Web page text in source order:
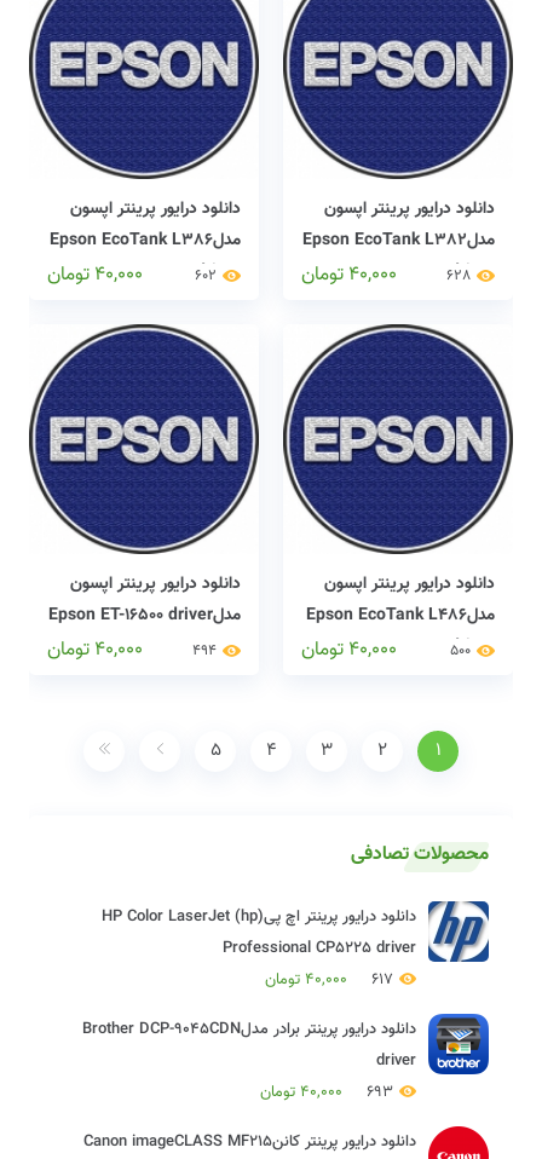
دانلود درایور پرینتر اپسون
مدلEpson EcoTank L382
driver
628
40,000 تومان
دانلود درایور پرینتر اپسون
مدلEpson EcoTank L386
driver
602
40,000 تومان
دانلود درایور پرینتر اپسون
مدلEpson EcoTank L486
driver
500
40,000 تومان
دانلود درایور پرینتر اپسون
مدلEpson ET-16500 driver
494
40,000 تومان
1
2
3
4
5
محصولات تصادفی
دانلود درایور پرینتر اچ پی(hp) HP Color LaserJet
Professional CP5225 driver
617
40,000 تومان
دانلود درایور پرینتر برادر مدلBrother DCP-9045CDN
driver
693
40,000 تومان
دانلود درایور پرینتر کاننCanon imageCLASS MF215